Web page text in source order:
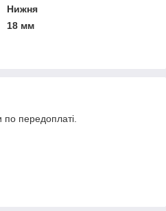
Нижня
18 мм
по передоплаті.